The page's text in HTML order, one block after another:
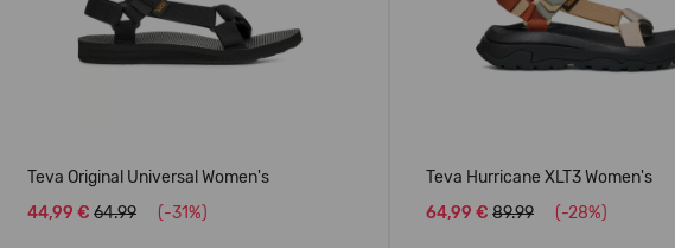
Teva Original Universal Women's
44,99 € 64.99 (-31%)
Teva Hurricane XLT3 Women's
64,99 € 89.99 (-28%)